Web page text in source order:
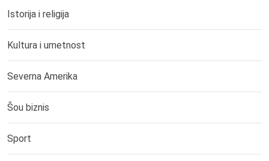
Istorija i religija
Kultura i umetnost
Severna Amerika
Šou biznis
Sport